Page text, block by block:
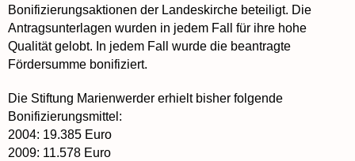
Bonifizierungsaktionen der Landeskirche beteiligt. Die
Antragsunterlagen wurden in jedem Fall für ihre hohe
Qualität gelobt. In jedem Fall wurde die beantragte
Fördersumme bonifiziert.
Die Stiftung Marienwerder erhielt bisher folgende
Bonifizierungsmittel:
2004: 19.385 Euro
2009: 11.578 Euro